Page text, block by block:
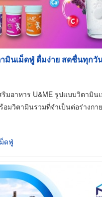
มินเม็ดฟู่ ดื่มง่าย สดชื่นทุกวั
มอาหาร U&ME รูปแบบวิตามิน
อมวิตามินรวมที่จำเป็นต่อร่างกา
ดฟู่